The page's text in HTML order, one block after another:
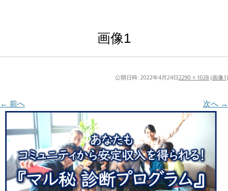
画像1
公開日時: 2022年4月24日2290 × 1028 (画像1)
← 前へ 次へ →